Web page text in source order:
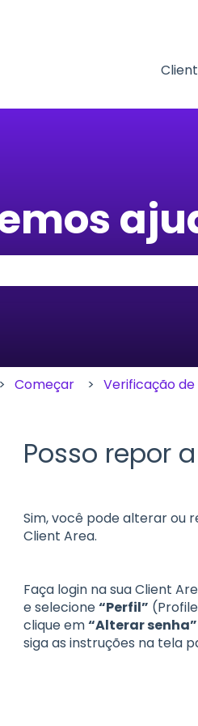
para traduções
Começar Verificação
Posso repor
Sim, você pode alterar ou
Client Area.
Faça login na sua Client
e selecione“Perfil”
clique em“Alterar senha”
siga as instruções na tela